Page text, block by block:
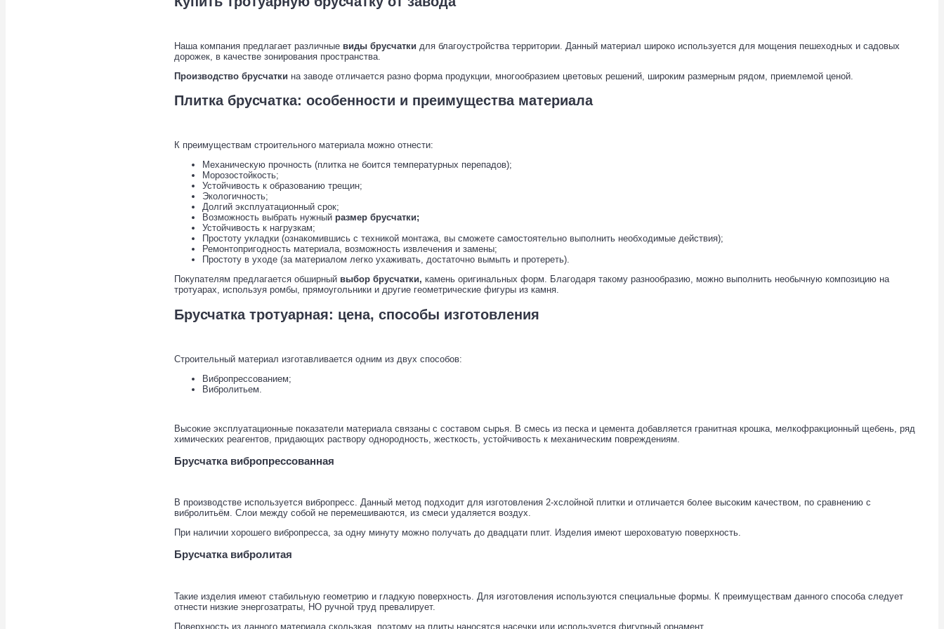
Наша компания предлагает различные виды брусчатки для благоустройства территории. Данный материал широко используется для мощения пешеходных и садовых
дорожек, в качестве зонирования пространства.
Производство брусчатки на заводе отличается разно форма продукции, многообразием цветовых решений, широким размерным рядом, приемлемой ценой.
Плитка брусчатка: особенности и преимущества материала
К преимуществам строительного материала можно отнести:
Механическую прочность (плитка не боится температурных перепадов);
Морозостойкость;
Устойчивость к образованию трещин;
Экологичность;
Долгий эксплуатационный срок;
Возможность выбрать нужный размер брусчатки;
Устойчивость к нагрузкам;
Простоту укладки (ознакомившись с техникой монтажа, вы сможете самостоятельно выполнить необходимые действия);
Ремонтопригодность материала, возможность извлечения и замены;
Простоту в уходе (за материалом легко ухаживать, достаточно вымыть и протереть).
Покупателям предлагается обширный выбор брусчатки, камень оригинальных форм. Благодаря такому разнообразию, можно выполнить необычную композицию на
тротуарах, используя ромбы, прямоугольники и другие геометрические фигуры из камня.
Брусчатка тротуарная: цена, способы изготовления
Строительный материал изготавливается одним из двух способов:
Вибропрессованием;
Вибролитьем.
Высокие эксплуатационные показатели материала связаны с составом сырья. В смесь из песка и цемента добавляется гранитная крошка, мелкофракционный щебень, ряд
химических реагентов, придающих раствору однородность, жесткость, устойчивость к механическим повреждениям.
Брусчатка вибропрессованная
В производстве используется вибропресс. Данный метод подходит для изготовления 2-хслойной плитки и отличается более высоким качеством, по сравнению с
вибролитьём. Слои между собой не перемешиваются, из смеси удаляется воздух.
При наличии хорошего вибропресса, за одну минуту можно получать до двадцати плит. Изделия имеют шероховатую поверхность.
Брусчатка вибролитая
Такие изделия имеют стабильную геометрию и гладкую поверхность. Для изготовления используются специальные формы. К преимуществам данного способа следует
отнести низкие энергозатраты, НО ручной труд превалирует.
Поверхность из данного материала скользкая, поэтому на плиты наносятся насечки или используется фигурный орнамент.